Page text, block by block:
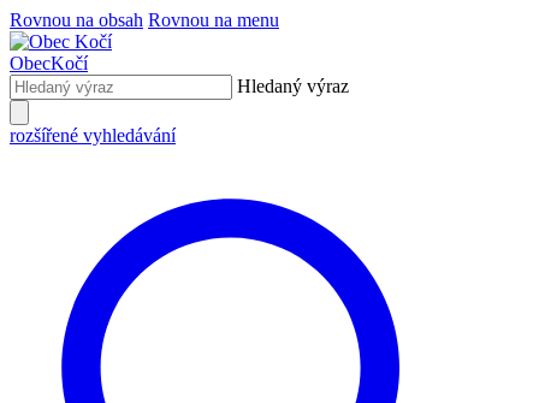
Rovnou na obsah Rovnou na menu
ObecKočí
Hledaný výraz
rozšířené vyhledávání